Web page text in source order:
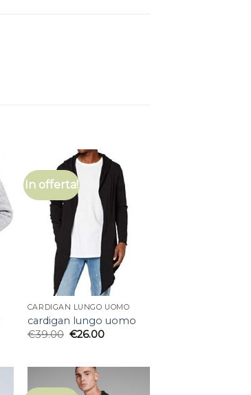
In offerta!
CARDIGAN LUNGO UOMO
cardigan lungo uomo
€39.00 €26.00